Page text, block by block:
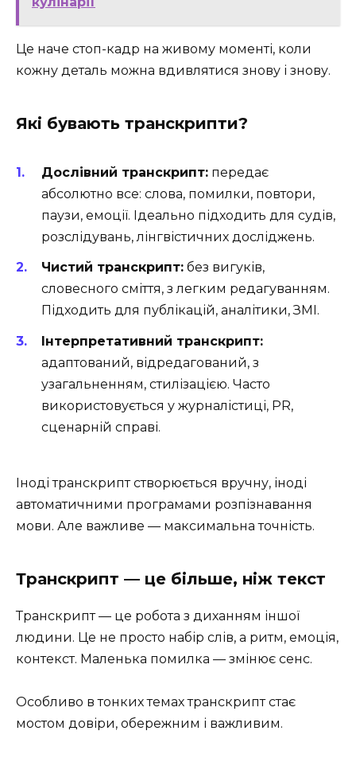
Це наче стоп-кадр на живому моменті, коли
кожну деталь можна вдивлятися знову і знову.
Які бувають транскрипти?
Дослівний транскрипт: передає
абсолютно все: слова, помилки, повтори,
паузи, емоції. Ідеально підходить для судів,
розслідувань, лінгвістичних досліджень.
Чистий транскрипт: без вигуків,
словесного сміття, з легким редагуванням.
Підходить для публікацій, аналітики, ЗМІ.
Інтерпретативний транскрипт:
адаптований, відредагований, з
узагальненням, стилізацією. Часто
використовується у журналістиці, PR,
сценарній справі.
Іноді транскрипт створюється вручну, іноді
автоматичними програмами розпізнавання
мови. Але важливе — максимальна точність.
Транскрипт — це більше, ніж текст
Транскрипт — це робота з диханням іншої
людини. Це не просто набір слів, а ритм, емоція,
контекст. Маленька помилка — змінює сенс.
Особливо в тонких темах транскрипт стає
мостом довіри, обережним і важливим.